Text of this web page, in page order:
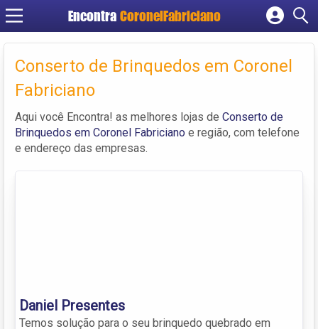
Encontra CoronelFabriciano
Cadastrar empresa
Criar conta
Conserto de Brinquedos em Coronel
Fabriciano
Aqui você Encontra! as melhores lojas de Conserto de
Brinquedos em Coronel Fabriciano e região, com telefone
e endereço das empresas.
Daniel Presentes
Temos solução para o seu brinquedo quebrado em